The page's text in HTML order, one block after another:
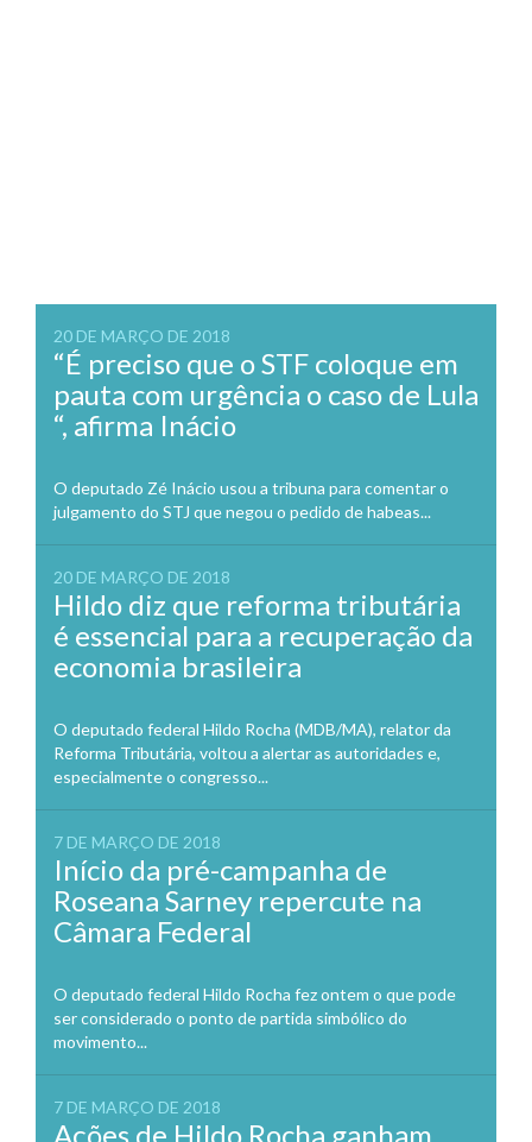
20 DE MARÇO DE 2018
“É preciso que o STF coloque em
pauta com urgência o caso de Lula
“, afirma Inácio
O deputado Zé Inácio usou a tribuna para comentar o
julgamento do STJ que negou o pedido de habeas...
20 DE MARÇO DE 2018
Hildo diz que reforma tributária
é essencial para a recuperação da
economia brasileira
O deputado federal Hildo Rocha (MDB/MA), relator da
Reforma Tributária, voltou a alertar as autoridades e,
especialmente o congresso...
7 DE MARÇO DE 2018
Início da pré-campanha de
Roseana Sarney repercute na
Câmara Federal
O deputado federal Hildo Rocha fez ontem o que pode
ser considerado o ponto de partida simbólico do
movimento...
7 DE MARÇO DE 2018
Ações de Hildo Rocha ganham